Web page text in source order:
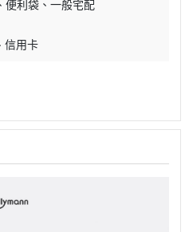
便利袋
一般宅配
信用卡